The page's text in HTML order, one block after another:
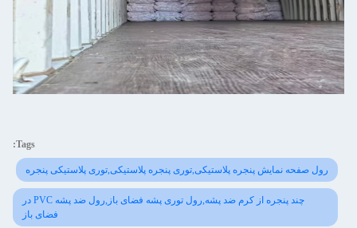
Tags:
رول صفحه نمایش پنجره پلاستیکی,توری پنجره پلاستیکی,توری پلاستیکی پنجره
چند پنجره از کرم ضد پشه,رول توری پشه فضای باز,رول ضد پشه PVC در
فضای باز